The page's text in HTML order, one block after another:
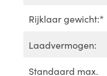
Rijklaar gewicht:*
Laadvermogen:
Standaard max.